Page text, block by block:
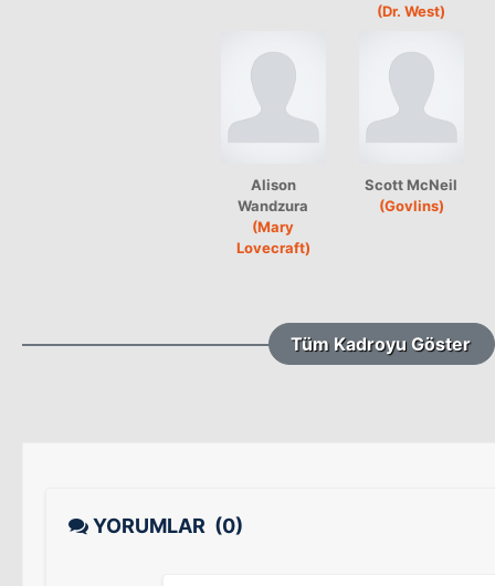
(Dr. West)
Alison
Wandzura
(Mary
Lovecraft)
Scott McNeil
(Govlins)
Tüm Kadroyu Göster
YORUMLAR (0)